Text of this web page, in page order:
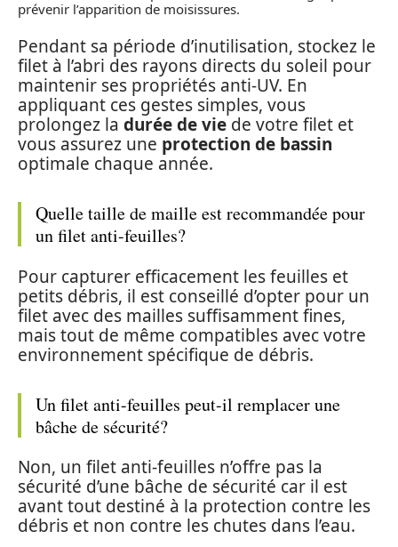
prévenir l’apparition de moisissures.
Pendant sa période d’inutilisation, stockez le
filet à l’abri des rayons directs du soleil pour
maintenir ses propriétés anti-UV. En
appliquant ces gestes simples, vous
prolongez la durée de vie de votre filet et
vous assurez une protection de bassin
optimale chaque année.
Quelle taille de maille est recommandée pour
un filet anti-feuilles?
Pour capturer efficacement les feuilles et
petits débris, il est conseillé d’opter pour un
filet avec des mailles suffisamment fines,
mais tout de même compatibles avec votre
environnement spécifique de débris.
Un filet anti-feuilles peut-il remplacer une
bâche de sécurité?
Non, un filet anti-feuilles n’offre pas la
sécurité d’une bâche de sécurité car il est
avant tout destiné à la protection contre les
débris et non contre les chutes dans l’eau.